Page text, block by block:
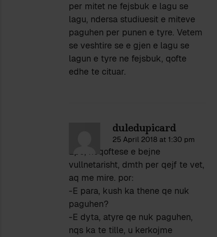
per mitet ne fejsbuk e lagu se
lagu, ndersa studiuesit e miteve
paguhen per punen e tyre. Vetem
se veshtire se e gjen e lagu se
lagun e tyre ne fejsbuk, qofte
edhe te cituar.
duledupicard
25 April 2018 at 1:30 pm
Epo, neqoftese e bejne
vullnetarisht, dmth per qejf te vet,
aq me mire. por:
-E para, kush ka thene qe nuk
paguhen?
-E dyta, atyre qe nuk paguhen,
nqs ka te tille, u kerkojme